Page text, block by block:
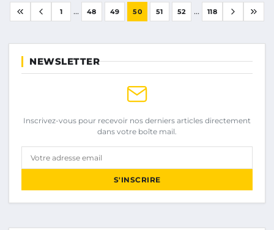
1 ... 48 49 50 51 52 ... 118
NEWSLETTER
Inscrivez-vous pour recevoir nos derniers articles directement
dans votre boîte mail.
Votre adresse email
S'INSCRIRE